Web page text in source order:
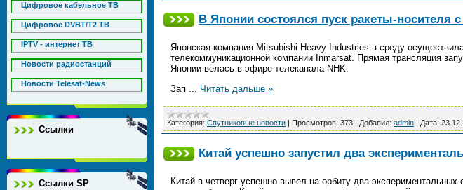
Цифровое кабельное ТВ
Цифровое DVBT/T2 ТВ
IPTV - интернет ТВ
Новости радиостанций
Новости Telesat-News
Ссылки
Ссылки SP
В Японии состоялся пуск ракеты-носителя
Японская компания Mitsubishi Heavy Industries в среду
телекоммуникационной компании Inmarsat. Прямая трансляция
Японии велась в эфире телеканала NHK.
Зап ... Читать дальше »
Категория: Спутниковые новости | Просмотров: 373 | Добавил: admin | Дата:
Китай успешно запустил два
Китай в четверг успешно вывел на орбиту два